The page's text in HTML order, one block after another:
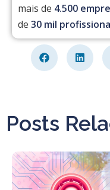
mais de 4.500
de 30 mil
Posts